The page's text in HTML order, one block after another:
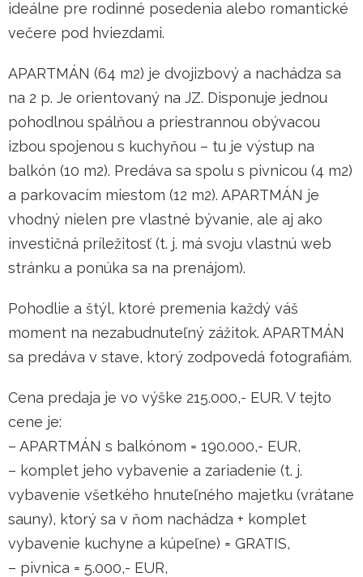
ideálne pre rodinné posedenia alebo romantické
večere pod hviezdami.
APARTMÁN (64 m2) je dvojizbový a nachádza sa
na 2 p. Je orientovaný na JZ. Disponuje jednou
pohodlnou spálňou a priestrannou obývacou
izbou spojenou s kuchyňou – tu je výstup na
balkón (10 m2). Predáva sa spolu s pivnicou (4 m2)
a parkovacím miestom (12 m2). APARTMÁN je
vhodný nielen pre vlastné bývanie, ale aj ako
investičná príležitosť (t. j. má svoju vlastnú web
stránku a ponúka sa na prenájom).
Pohodlie a štýl, ktoré premenia každý váš
moment na nezabudnuteľný zážitok. APARTMÁN
sa predáva v stave, ktorý zodpovedá fotografiám.
Cena predaja je vo výške 215.000,- EUR. V tejto
cene je:
– APARTMÁN s balkónom = 190.000,- EUR,
– komplet jeho vybavenie a zariadenie (t. j.
vybavenie všetkého hnuteľného majetku (vrátane
sauny), ktorý sa v ňom nachádza + komplet
vybavenie kuchyne a kúpeľne) = GRATIS,
– pivnica = 5.000,- EUR,